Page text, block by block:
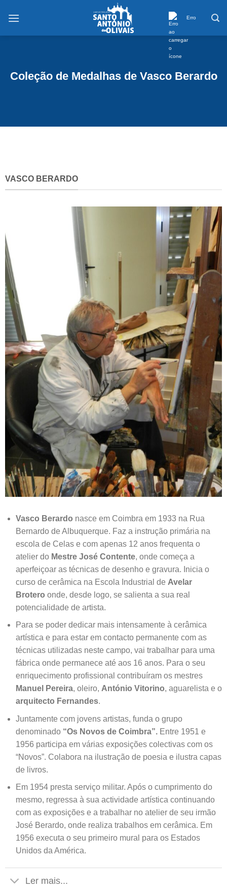
conteúdo
Erro
Coleção de Medalhas de Vasco Berardo
VASCO BERARDO
Vasco Berardo nasce em Coimbra em 1933 na Rua
Bernardo de Albuquerque. Faz a instrução primária na
escola de Celas e com apenas 12 anos frequenta o
atelier do Mestre José Contente, onde começa a
aperfeiçoar as técnicas de desenho e gravura. Inicia o
curso de cerâmica na Escola Industrial de Avelar
Brotero onde, desde logo, se salienta a sua real
potencialidade de artista.
Para se poder dedicar mais intensamente à cerâmica
artística e para estar em contacto permanente com as
técnicas utilizadas neste campo, vai trabalhar para uma
fábrica onde permanece até aos 16 anos. Para o seu
enriquecimento profissional contribuíram os mestres
Manuel Pereira, oleiro, António Vitorino, aguarelista e o
arquitecto Fernandes.
Juntamente com jovens artistas, funda o grupo
denominado“Os Novos de Coimbra”.Entre 1951 e
1956 participa em várias exposições colectivas com os
“Novos”. Colabora na ilustração de poesia e ilustra capas
de livros.
Em 1954 presta serviço militar. Após o cumprimento do
mesmo, regressa à sua actividade artística continuando
com as exposições e a trabalhar no atelier de seu irmão
José Berardo, onde realiza trabalhos em cerâmica. Em
1956 executa o seu primeiro mural para os Estados
Unidos da América.
Ler mais...